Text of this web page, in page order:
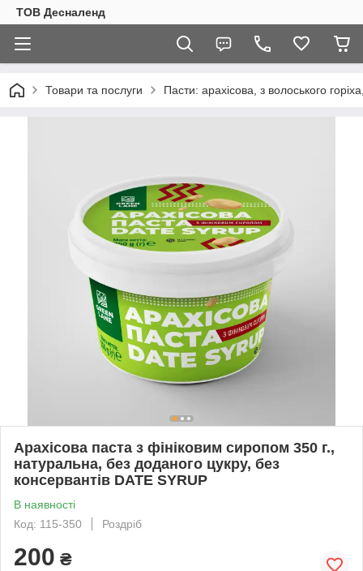
ТОВ Десналенд
Товари та послуги Пасти: арахісова, з волоського
Арахісова паста з фініковим сиропом 350 г.,
натуральна, без доданого цукру, без
консервантів DATE SYRUP
В наявності
Код: 115-350
Роздріб
200 ₴